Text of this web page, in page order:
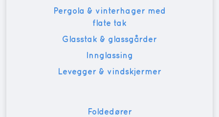
Pergola & vinterhager med
flate tak
Glasstak & glassgårder
Innglassing
Levegger & vindskjermer
Foldedører